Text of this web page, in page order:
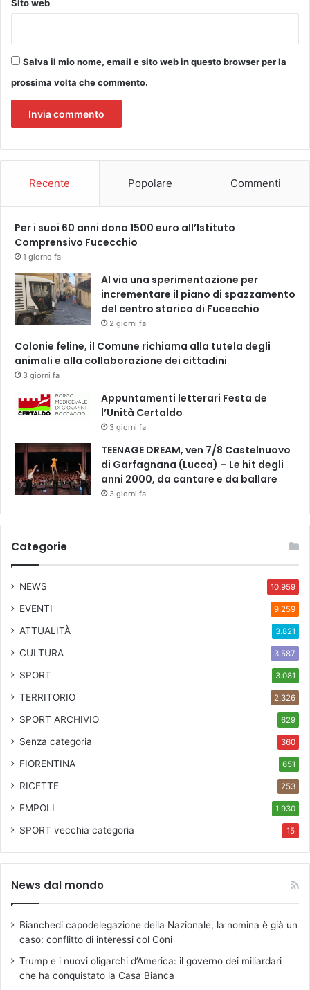
e
l
’
t
t
v
t
m
o
o
Sito web
Salva il mio nome, email e sito web in questo browser per la
prossima volta che commento.
Recente Popolare Commenti
Per i suoi 60 anni dona 1500 euro all’Istituto
Comprensivo Fucecchio
1 giorno fa
Al via una sperimentazione per
incrementare il piano di spazzamento
del centro storico di Fucecchio
2 giorni fa
Colonie feline, il Comune richiama alla tutela degli
animali e alla collaborazione dei cittadini
3 giorni fa
Appuntamenti letterari Festa de
l’Unità Certaldo
3 giorni fa
TEENAGE DREAM, ven 7/8 Castelnuovo
di Garfagnana (Lucca) – Le hit degli
anni 2000, da cantare e da ballare
3 giorni fa
Categorie
NEWS 10.959
EVENTI 9.259
ATTUALITÀ 3.821
CULTURA 3.587
SPORT 3.081
TERRITORIO 2.326
SPORT ARCHIVIO 629
Senza categoria 360
FIORENTINA 651
RICETTE 253
EMPOLI 1.930
SPORT vecchia categoria 15
News dal mondo
Bianchedi capodelegazione della Nazionale, la nomina è già un
caso: conflitto di interessi col Coni
Trump e i nuovi oligarchi d’America: il governo dei miliardari
che ha conquistato la Casa Bianca